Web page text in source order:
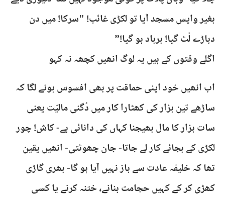
بغیر واپس مسجد آیا تو لکڑی غائب! "سرکا! میں دن
دہاڑے لُٹ گیا! برباد ہو گیا!”
اگلے وقتوں کے ہیں یہ لوگ انھیں کچھہ نہ کہو
اب انھیں خود اپنی حماقت پر بھی افسوس ہونے لگا کہ
ساڑھے تین ہزار کی کھٹارا کار میں دُگنی مالیّت یعنی
سات ہزار کا مال بھیجنا کہاں کی دانائی ہے- کاش! چور
لکڑی کے بجائے کار لے جاتا- جان چھوٹتی- انھیں یقین
تھا کہ خلیفہ عادت سے باز نہیں آیا ہو گا- بھری گاڑی
کھڑی کر کے کہیں حجامت بنانے، ختنہ کرنے یا کسی